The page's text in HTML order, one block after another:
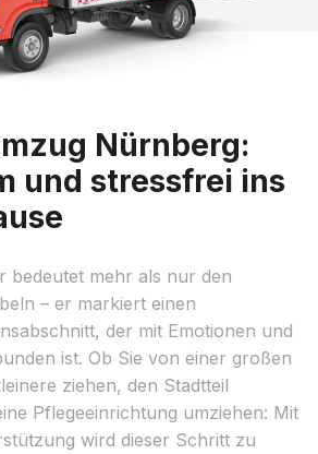
Nürnberg:
und stressfrei ins
bedeutet mehr als nur den
– er markiert einen
der mit Emotionen und
ist. Ob Sie von einer großen
ziehen, den Stadtteil
Pflegeeinrichtung umziehen: Mit
wird dieser Schritt zu